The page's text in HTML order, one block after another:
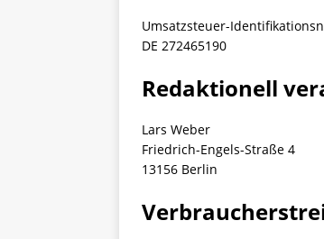
Umsatzsteuer-
DE 272465190
Redaktionell
Lars Weber
Friedrich-Engels-Straße 4
13156 Berlin